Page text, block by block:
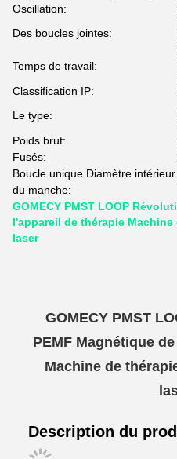
Oscillation:
Des boucles jointes:
Temps de travail:
Classification IP:
Le type:
Poids brut:
Fusés:
Boucle unique Diamètre intérieur
du manche:
GOMECY PMST LOOP
l'appareil de thérapie
laser
GOMECY PMST
PEMF Magnétique
Machine de
Description du